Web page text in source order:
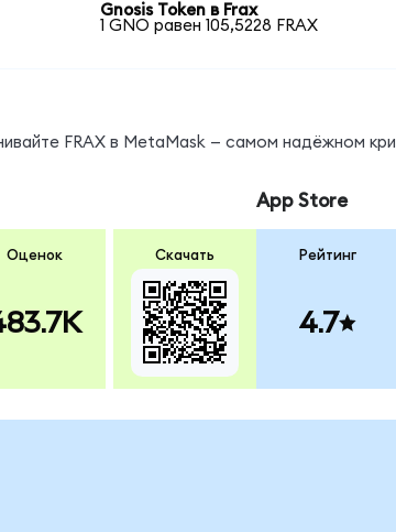
Gnosis Token в Frax
1 GNO равен 105,5228 FRAX
FRAX в MetaMask — самом надёжном
Оценок Скачать
App Store
Рейтинг
4.7